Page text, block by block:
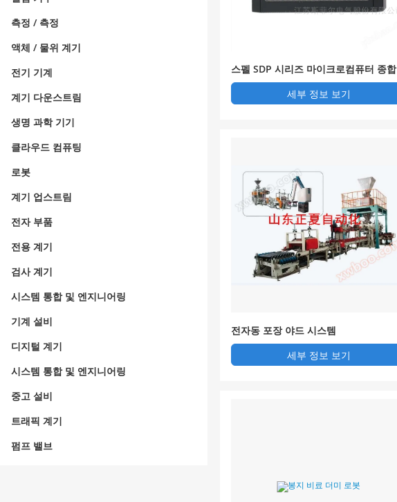
측정 / 측정
액체 / 물위 계기
전기 기계
계기 다운스트림
생명 과학 기기
클라우드 컴퓨팅
로봇
계기 업스트림
전자 부품
전용 계기
검사 계기
시스템 통합 및 엔지니어링
기계 설비
디지털 계기
시스템 통합 및 엔지니어링
중고 설비
트래픽 계기
펌프 밸브
스펠 SDP 시리즈 마이크로컴퓨터 종합
보호 장치
세부 정보 보기
전자동 포장 야드 시스템
세부 정보 보기